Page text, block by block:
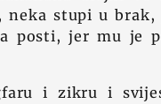
stupi u
posti, jer mu je
i zikru i